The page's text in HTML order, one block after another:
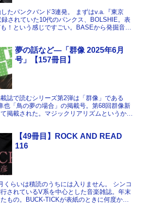
たパンクバンド3連発。 まずはv.a.『東京
されていた10代のパンクス、BOLSHIE。表
！という感じですごい。BASEから発掘音源
夢の話など―「群像 2025年6月
号」【157冊目】
誌で読むシリーズ第2弾は「群像」である
也「鳥の夢の場合」の掲載号。第68回群像新
掲載された。マジックリアリズムというか、
【49冊目】ROCK AND READ
116
くらいは積読のうちには入りません。 シンコ
されているV系を中心とした音楽雑誌。年末
もの。BUCK-TICKが表紙のときに何度か買